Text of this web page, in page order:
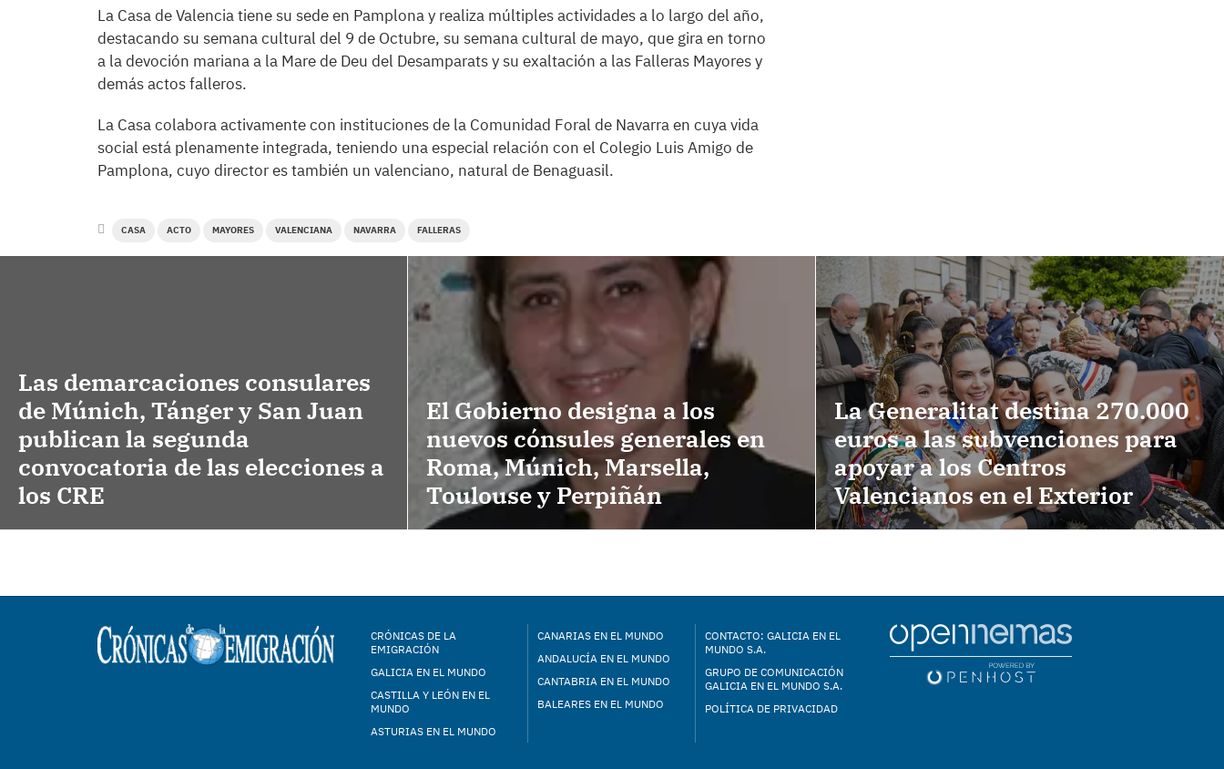
La Casa de Valencia tiene su sede en Pamplona y realiza múltiples actividades a lo largo del año,
destacando su semana cultural del 9 de Octubre, su semana cultural de mayo, que gira en torno
a la devoción mariana a la Mare de Deu del Desamparats y su exaltación a las Falleras Mayores y
demás actos falleros.
La Casa colabora activamente con instituciones de la Comunidad Foral de Navarra en cuya vida
social está plenamente integrada, teniendo una especial relación con el Colegio Luis Amigo de
Pamplona, cuyo director es también un valenciano, natural de Benaguasil.
CASA ACTO MAYORES VALENCIANA NAVARRA FALLERAS
Las demarcaciones consulares
de Múnich, Tánger y San Juan
publican la segunda
convocatoria de las elecciones a
los CRE
El Gobierno designa a los
nuevos cónsules generales en
Roma, Múnich, Marsella,
Toulouse y Perpiñán
La Generalitat destina 270.000
euros a las subvenciones para
apoyar a los Centros
Valencianos en el Exterior
CRÓNICAS DE LA
EMIGRACIÓN
GALICIA EN EL MUNDO
CASTILLA Y LEÓN EN EL
MUNDO
ASTURIAS EN EL MUNDO
CANARIAS EN EL MUNDO
ANDALUCÍA EN EL MUNDO
CANTABRIA EN EL MUNDO
BALEARES EN EL MUNDO
CONTACTO: GALICIA EN EL
MUNDO S.A.
GRUPO DE COMUNICACIÓN
GALICIA EN EL MUNDO S.A.
POLÍTICA DE PRIVACIDAD